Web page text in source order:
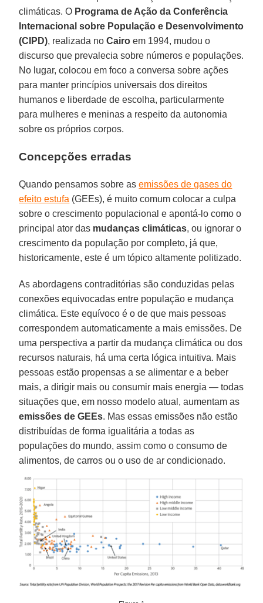
climáticas. O Programa de Ação da Conferência
Internacional sobre População e Desenvolvimento
(CIPD), realizada noCairo em 1994, mudou o
discurso que prevalecia sobre números e populações.
No lugar, colocou em foco a conversa sobre ações
para manter princípios universais dos direitos
humanos e liberdade de escolha, particularmente
para mulheres e meninas a respeito da autonomia
sobre os próprios corpos.
Concepções erradas
Quando pensamos sobre asemissões de gases do
efeito estufa (GEEs), é muito comum colocar a culpa
sobre o crescimento populacional e apontá-lo como o
principal ator das mudanças climáticas, ou ignorar o
crescimento da população por completo, já que,
historicamente, este é um tópico altamente politizado.
As abordagens contraditórias são conduzidas pelas
conexões equivocadas entre população e mudança
climática. Este equívoco é o de que mais pessoas
correspondem automaticamente a mais emissões. De
uma perspectiva a partir da mudança climática ou dos
recursos naturais, há uma certa lógica intuitiva. Mais
pessoas estão propensas a se alimentar e a beber
mais, a dirigir mais ou consumir mais energia — todas
situações que, em nosso modelo atual, aumentam as
emissões de GEEs. Mas essas emissões não estão
distribuídas de forma igualitária a todas as
populações do mundo, assim como o consumo de
alimentos, de carros ou o uso de ar condicionado.